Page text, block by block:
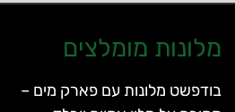
מלונות מומלצים
בודפשט מלונות עם פארק מים –